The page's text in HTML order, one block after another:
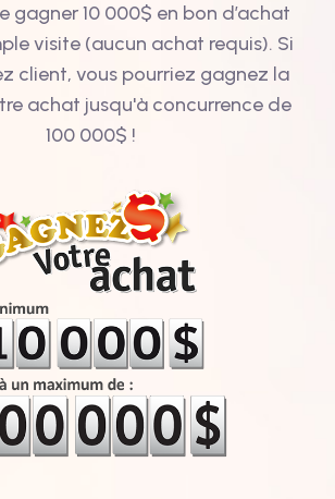
gagner 10 000$ en bon d’achat
visite (aucun achat requis). Si
client, vous pourriez gagnez la
achat jusqu'à concurrence de
100 000$ !